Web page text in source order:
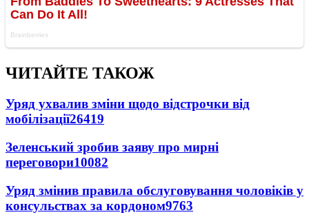
ЧИТАЙТЕ ТАКОЖ
Уряд ухвалив зміни щодо відстрочки від
мобілізації26419
Зеленський зробив заяву про мирні
переговори10082
Уряд змінив правила обслуговування чоловіків у
консульствах за кордоном9763